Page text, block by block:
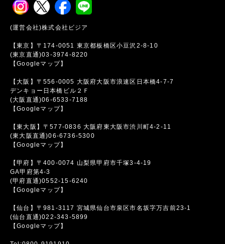
(運営会社)株式会社ビジア
【東京】〒174-0051 東京都板橋区小豆沢2-8-10
(東京直通)03-3974-8220
【Googleマップ】
【大阪】〒556-0005 大阪府大阪市浪速区日本橋4-7-7
デンキョー日本橋ビル２Ｆ
(大阪直通)06-6533-7188
【Googleマップ】
【東大阪】〒577-0836 大阪府東大阪市渋川町4-2-11
(東大阪直通)06-6736-5300
【Googleマップ】
【甲府】〒400-0074 山梨県甲府市千塚3-4-19
GA甲府第4-3
(甲府直通)0552-15-6240
【Googleマップ】
【仙台】〒981-3117 宮城県仙台市泉区市名坂字万吉前23-1
(仙台直通)022-343-5899
【Googleマップ】